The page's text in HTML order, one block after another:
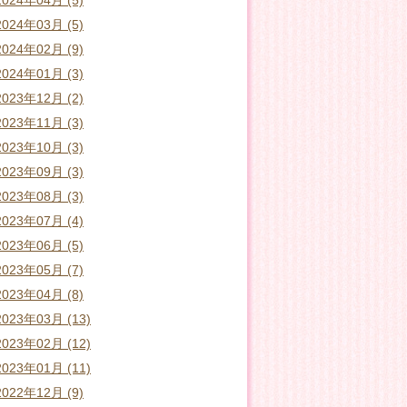
年03月 (5)
年02月 (9)
年01月 (3)
年12月 (2)
年11月 (3)
年10月 (3)
年09月 (3)
年08月 (3)
年07月 (4)
年06月 (5)
年05月 (7)
年04月 (8)
年03月 (13)
年02月 (12)
年01月 (11)
年12月 (9)